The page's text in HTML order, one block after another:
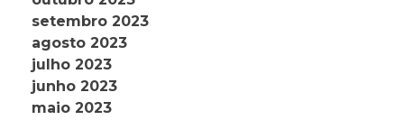
setembro 2023
agosto 2023
julho 2023
junho 2023
maio 2023